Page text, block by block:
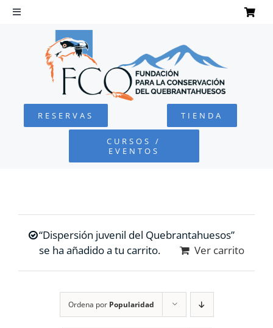
Saltar
Toggle
Navigation
QUEBRANTAHUESOS
FUNDACIÓN
COLABORA
RESERVAS TIENDA
CURSOS /
EVENTOS
“Dispersión juvenil del Quebrantahuesos”
se ha añadido a tu carrito.
Ver carrito
Ordena por Popularidad